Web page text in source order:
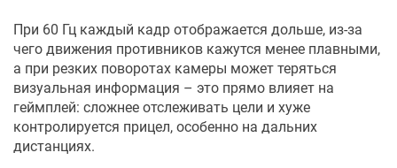
При 60 Гц каждый кадр отображается дольше, из-за
чего движения противников кажутся менее плавными,
а при резких поворотах камеры может теряться
визуальная информация – это прямо влияет на
геймплей: сложнее отслеживать цели и хуже
контролируется прицел, особенно на дальних
дистанциях.